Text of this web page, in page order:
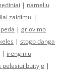
| nameliu
zaidimui |
| griovimo
| stogo danga
| irenginiu
pelesiui buityje |